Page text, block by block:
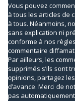
Vous pouvez
à tous les articles de
à tous. Néanmoins,
sans explication ni
conforme à nos
commentaire
Par ailleurs, les
supprimés s’ils sont
opinions, partagez
d’avance. Merci de
pas